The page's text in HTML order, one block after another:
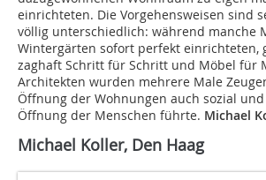
einrichteten. Die Vorgehensweisen sind
völlig unterschiedlich: während manche
Wintergärten sofort perfekt einrichteten,
zaghaft Schritt für Schritt und Möbel für
Architekten wurden mehrere Male
Öffnung der Wohnungen auch sozial
Öffnung der Menschen führte. Michael
Michael Koller, Den Haag